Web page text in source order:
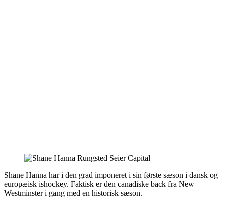
Shane Hanna har i den grad imponeret i sin første sæson i dansk og
europæisk ishockey. Faktisk er den canadiske back fra New
Westminster i gang med en historisk sæson.